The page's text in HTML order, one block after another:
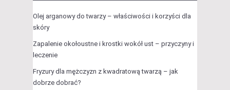
Olej arganowy do twarzy – właściwości i korzyści dla
skóry
Zapalenie okołoustne i krostki wokół ust – przyczyny i
leczenie
Fryzury dla mężczyzn z kwadratową twarzą – jak
dobrze dobrać?